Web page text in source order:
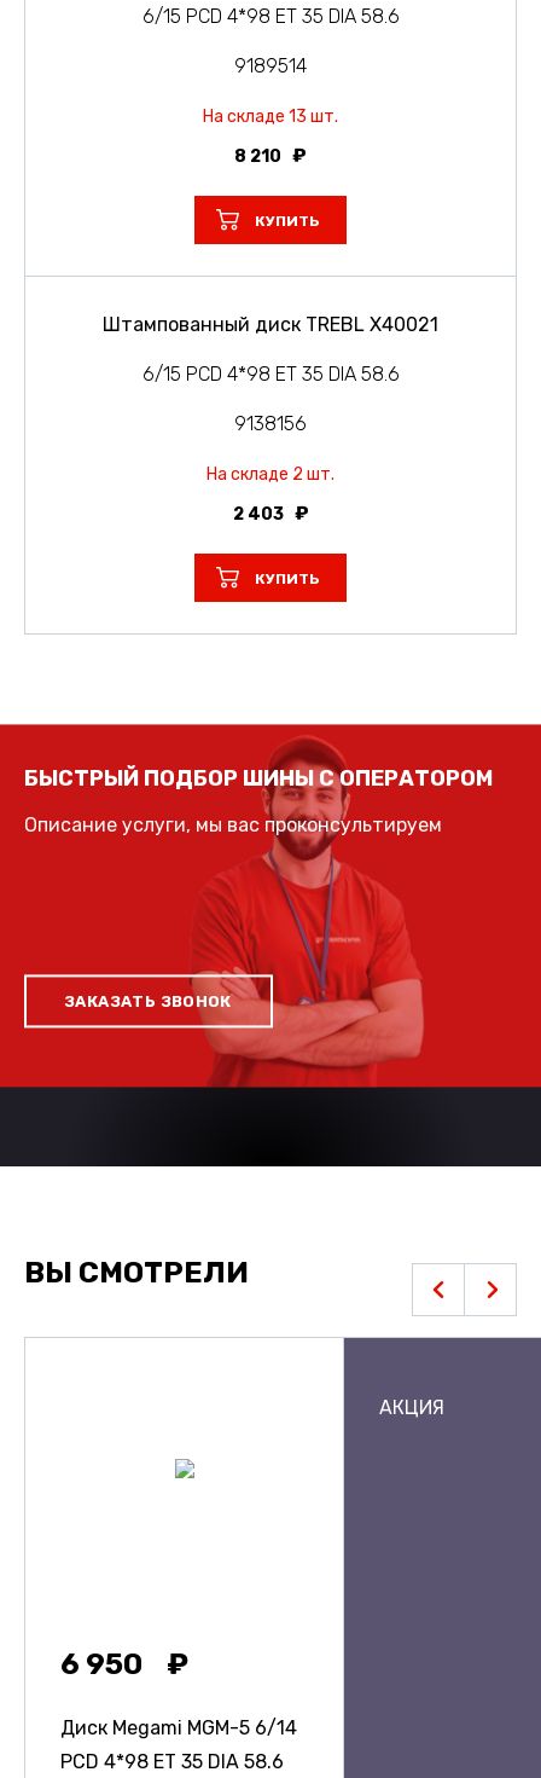
6/15 PCD 4*98 ET 35 DIA 58.6
9189514
На складе 13 шт.
8 210
КУПИТЬ
Штампованный диск TREBL X40021
6/15 PCD 4*98 ET 35 DIA 58.6
9138156
На складе 2 шт.
2 403
КУПИТЬ
БЫСТРЫЙ ПОДБОР ШИНЫ С ОПЕРАТОРОМ
Описание услуги, мы вас проконсультируем
ЗАКАЗАТЬ ЗВОНОК
ВЫ СМОТРЕЛИ
6 950
Диск Megami MGM-5 6/14
PCD 4*98 ET 35 DIA 58.6
АКЦИЯ